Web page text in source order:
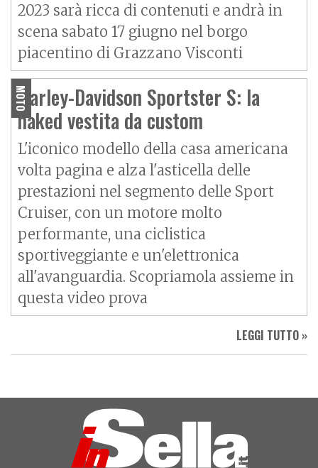
2023 sarà ricca di contenuti e andrà in
scena sabato 17 giugno nel borgo
piacentino di Grazzano Visconti
MOTO
Harley-Davidson Sportster S: la
naked vestita da custom
L'iconico modello della casa americana
volta pagina e alza l'asticella delle
prestazioni nel segmento delle Sport
Cruiser, con un motore molto
performante, una ciclistica
sportiveggiante e un'elettronica
all'avanguardia. Scopriamola assieme in
questa video prova
LEGGI TUTTO »